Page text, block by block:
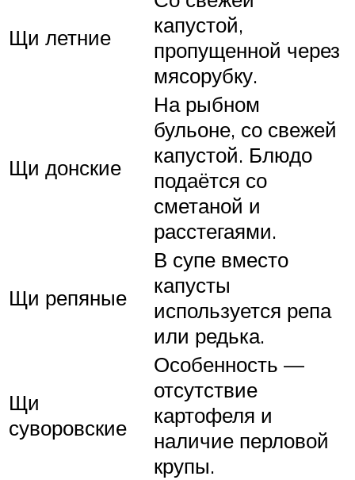
Щи летние
капустой,
пропущенной через
мясорубку.
Щи донские
На рыбном
бульоне, со свежей
капустой. Блюдо
подаётся со
сметаной и
расстегаями.
Щи репяные
В супе вместо
капусты
используется репа
или редька.
Щи
суворовские
Особенность —
отсутствие
картофеля и
наличие перловой
крупы.